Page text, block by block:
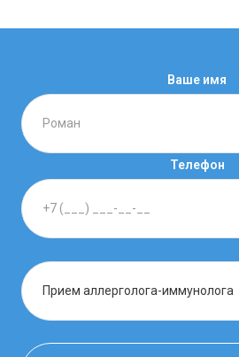
Ваше имя
Телефон